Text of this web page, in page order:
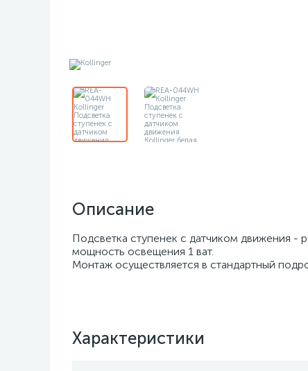
Описание
Подсветка ступенек с датчиком движения -
мощность освещения 1 ват.
Монтаж осуществляется в стандартный
Характеристики